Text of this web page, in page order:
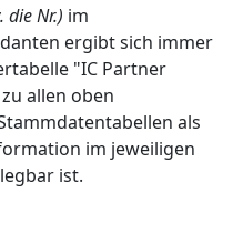
die Nr.) im
ergibt sich immer
"IC Partner
allen oben
als
im jeweiligen
ist.